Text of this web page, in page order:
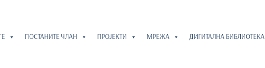
ПОСТАНИТЕ ЧЛАН ПРОЈЕКТИ МРЕЖА ДИГИТАЛНА БИБЛИОТЕКА